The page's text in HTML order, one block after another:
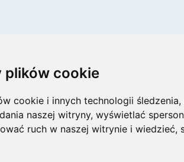
plików cookie
cookie i innych technologii
naszej witryny, wyświetlać
ruch w naszej witrynie i wiedzieć,
Internet + TV
Internet + TV + telefon
komórkowy
Internet + TV + telefon